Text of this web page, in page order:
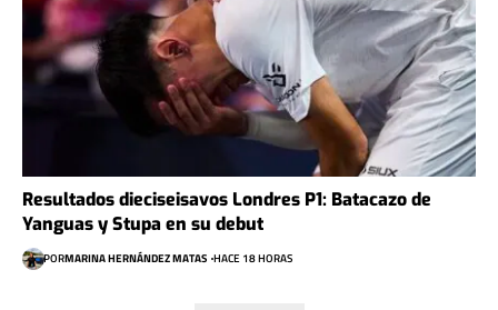
Resultados dieciseisavos Londres P1: Batacazo de
Yanguas y Stupa en su debut
PORMARINA HERNÁNDEZ MATAS HACE 18 HORAS